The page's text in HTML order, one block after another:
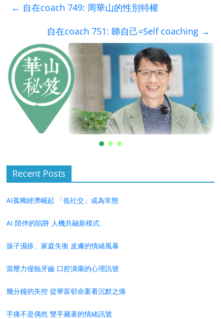
← 自在coach 749: 周華山的性別特權
自在coach 751: 睇自己=Self coaching →
Recent Posts
AI孤獨經濟崛起 「低社交」成為常態
AI 陪伴的陷阱 人機共融新模式
孩子濕疹、家庭失衡 皮膚的情緒風暴
當壓力侵蝕牙齒 口腔潰瘍的心理訊號
幾分鐘的失控 從華富邨命案看沉默之痛
手痛不是偶然 雙手藏著的情緒訊號